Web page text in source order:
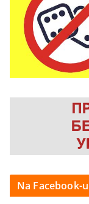
Na Facebook-u